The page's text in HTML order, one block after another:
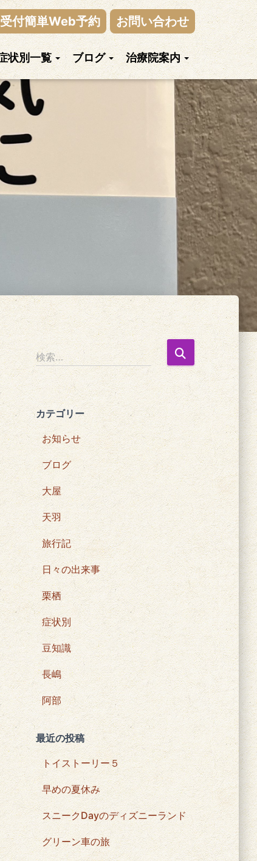
付簡単Web予約 お問い合わせ
状別一覧 ブログ 治療院案内
検
索
検索…
カテゴリー
お知らせ
ブログ
大屋
天羽
旅行記
日々の出来事
栗栖
症状別
豆知識
長嶋
阿部
最近の投稿
トイストーリー５
早めの夏休み
スニークDayのディズニーランド
グリーン車の旅